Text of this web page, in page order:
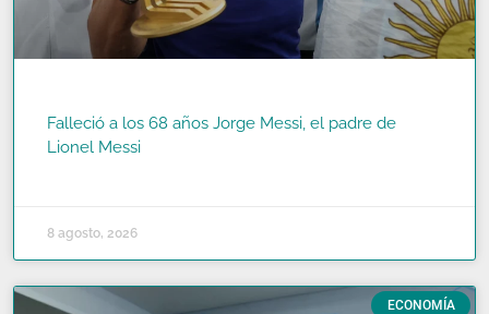
Falleció a los 68 años Jorge Messi, el padre de
Lionel Messi
8 agosto, 2026
ECONOMÍA